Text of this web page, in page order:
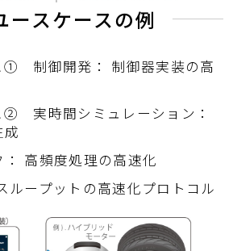
ースケースの例
① 制御開発： 制御器実装の高
② 実時間シミュレーション：
成
： 高頻度処理の高速化
ループットの高速化プロトコル